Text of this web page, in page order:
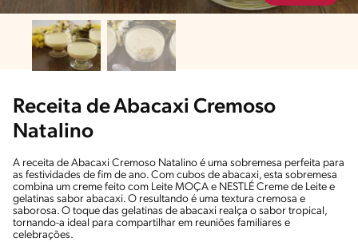
Receita de Abacaxi Cremoso
Natalino
A receita de Abacaxi Cremoso Natalino é uma sobremesa perfeita para
as festividades de fim de ano. Com cubos de abacaxi, esta sobremesa
combina um creme feito com Leite MOÇA e NESTLÉ Creme de Leite e
gelatinas sabor abacaxi. O resultando é uma textura cremosa e
saborosa. O toque das gelatinas de abacaxi realça o sabor tropical,
tornando-a ideal para compartilhar em reuniões familiares e
celebrações.